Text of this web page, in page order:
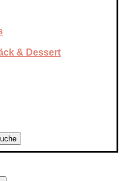
& Dessert